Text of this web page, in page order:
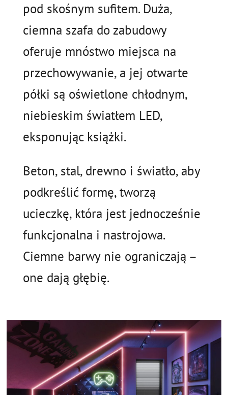
pod skośnym sufitem. Duża,
ciemna szafa do zabudowy
oferuje mnóstwo miejsca na
przechowywanie, a jej otwarte
półki są oświetlone chłodnym,
niebieskim światłem LED,
eksponując książki.
Beton, stal, drewno i światło, aby
podkreślić formę, tworzą
ucieczkę, która jest jednocześnie
funkcjonalna i nastrojowa.
Ciemne barwy nie ograniczają –
one dają głębię.